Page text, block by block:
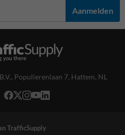
Aanmelden
Populierenlaan 7, Hattem, NL
TrafficSupply